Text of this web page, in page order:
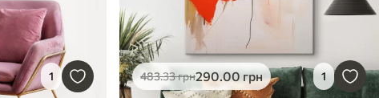
1 483.33грн290.00 грн 1